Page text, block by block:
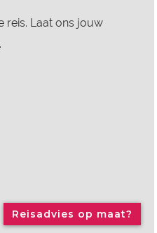
reis. Laat ons jouw
Reisadvies op maat?